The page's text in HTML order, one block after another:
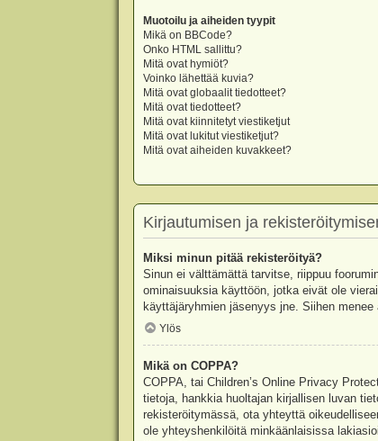
Muotoilu ja aiheiden tyypit
Mikä on BBCode?
Onko HTML sallittu?
Mitä ovat hymiöt?
Voinko lähettää kuvia?
Mitä ovat globaalit tiedotteet?
Mitä ovat tiedotteet?
Mitä ovat kiinnitetyt viestiketjut
Mitä ovat lukitut viestiketjut?
Mitä ovat aiheiden kuvakkeet?
Kirjautumisen ja
Miksi minun pitää rekisteröityä?
Sinun ei välttämättä tarvitse, riippuu
ominaisuuksia käyttöön, jotka eivät ole
käyttäjäryhmien jäsenyys jne. Siihen
Ylös
Mikä on COPPA?
COPPA, tai Children’s Online Privacy
tietoja, hankkia huoltajan kirjallisen luvan
rekisteröitymässä, ota yhteyttä
ole yhteyshenkilöitä minkäänlaisissa